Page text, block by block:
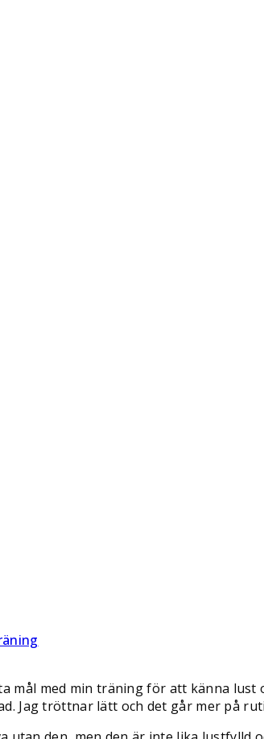
mål med min träning för att känna
Jag tröttnar lätt och det går mer på